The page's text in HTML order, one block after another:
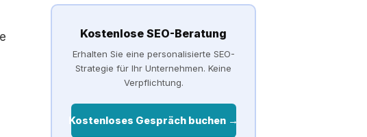
Kostenlose SEO-Beratung
Erhalten Sie eine personalisierte SEO-
Strategie für Ihr Unternehmen. Keine
Verpflichtung.
Kostenloses Gespräch buchen →